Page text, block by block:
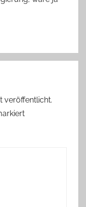
veröffentlicht.